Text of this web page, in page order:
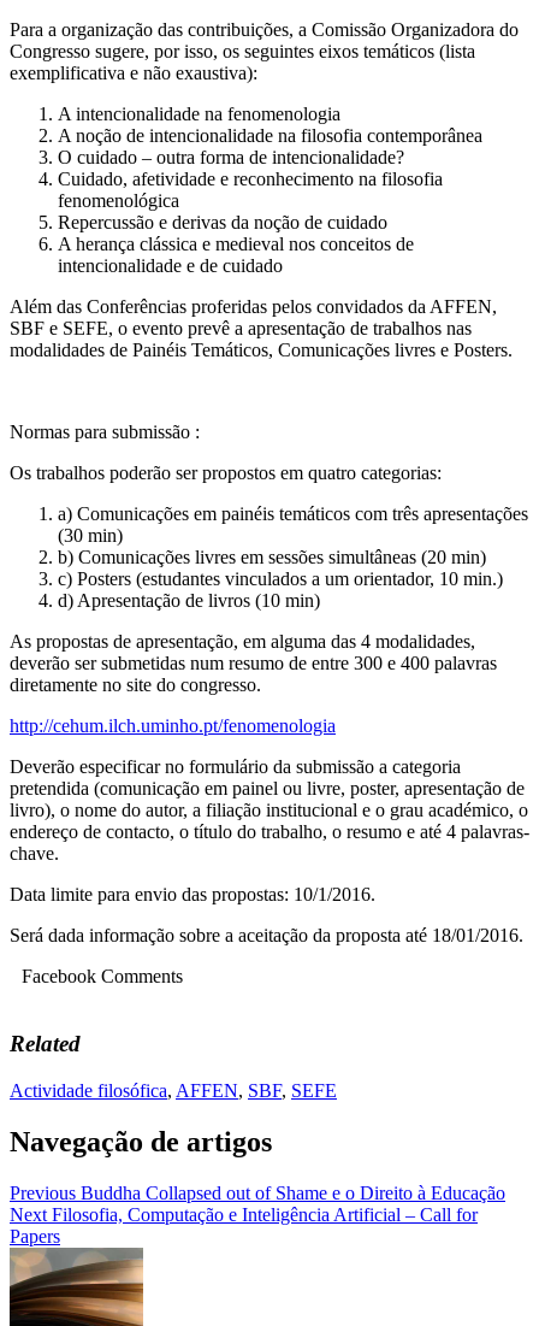
Para a organização das contribuições, a Comissão Organizadora do
Congresso sugere, por isso, os seguintes eixos temáticos (lista
exemplificativa e não exaustiva):
A intencionalidade na fenomenologia
A noção de intencionalidade na filosofia contemporânea
O cuidado – outra forma de intencionalidade?
Cuidado, afetividade e reconhecimento na filosofia
fenomenológica
Repercussão e derivas da noção de cuidado
A herança clássica e medieval nos conceitos de
intencionalidade e de cuidado
Além das Conferências proferidas pelos convidados da AFFEN,
SBF e SEFE, o evento prevê a apresentação de trabalhos nas
modalidades de Painéis Temáticos, Comunicações livres e Posters.
Normas para submissão :
Os trabalhos poderão ser propostos em quatro categorias:
a) Comunicações em painéis temáticos com três apresentações
(30 min)
b) Comunicações livres em sessões simultâneas (20 min)
c) Posters (estudantes vinculados a um orientador, 10 min.)
d) Apresentação de livros (10 min)
As propostas de apresentação, em alguma das 4 modalidades,
deverão ser submetidas num resumo de entre 300 e 400 palavras
diretamente no site do congresso.
http://cehum.ilch.uminho.pt/fenomenologia
Deverão especificar no formulário da submissão a categoria
pretendida (comunicação em painel ou livre, poster, apresentação de
livro), o nome do autor, a filiação institucional e o grau académico, o
endereço de contacto, o título do trabalho, o resumo e até 4 palavras-
chave.
Data limite para envio das propostas: 10/1/2016.
Será dada informação sobre a aceitação da proposta até 18/01/2016.
Facebook Comments
Related
Actividade filosófica, AFFEN, SBF, SEFE
Navegação de artigos
Previous Buddha Collapsed out of Shame e o Direito à Educação
Next Filosofia, Computação e Inteligência Artificial – Call for
Papers